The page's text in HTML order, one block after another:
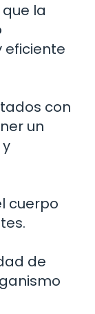
la
eficiente
con
un
cuerpo
de